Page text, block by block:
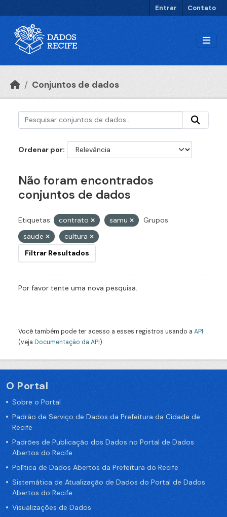
Entrar Contato
Conjuntos de dados
Ordenar por
Não foram encontrados
conjuntos de dados
Etiquetas: contrato samu
Grupos:
saude
cultura
Filtrar Resultados
Por favor tente uma nova pesquisa.
Você também pode ter acesso a esses registros usando a API
(veja Documentação da API).
O Portal
Sobre o Portal
Padrão de Serviço de Dados da Prefeitura da Cidade de
Recife
Padrões de Publicação dos Dados no Portal de Dados
Abertos do Recife
Política de Dados Abertos da Prefeitura do Recife
Sistemática de Atualização de Dados do Portal de Dados
Abertos do Recife
Visualizações de Dados